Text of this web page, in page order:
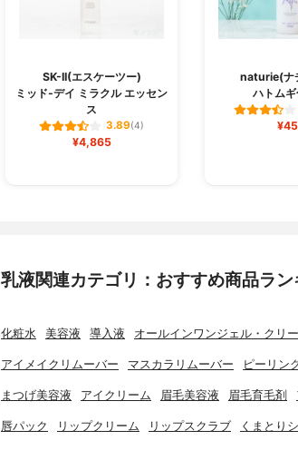
SK-II(エスケーツー)
ミッド-デイ ミラクル エッセン
ス
3.89(4)
¥4,865
naturie(ナ
ハトム
乳液関連カテゴリ：おすすめ商品ラ
化粧水 美容液 導入液 オールインワンジェル・クリ
アイメイクリムーバー マスカラリムーバー ピーリン
まつげ美容液 アイクリーム 眉毛美容液 眉毛育毛剤
唇パック リップクリーム リップスクラブ くまとり